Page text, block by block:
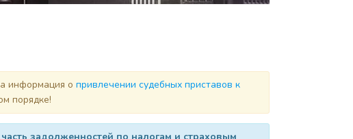
информация о привлечении судебных приставов к
порядке!
задолженностей по налогам и страховым